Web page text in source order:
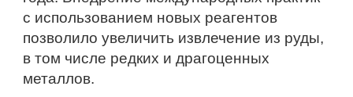
с использованием новых реагентов
позволило увеличить извлечение из руды,
в том числе редких и драгоценных
металлов.